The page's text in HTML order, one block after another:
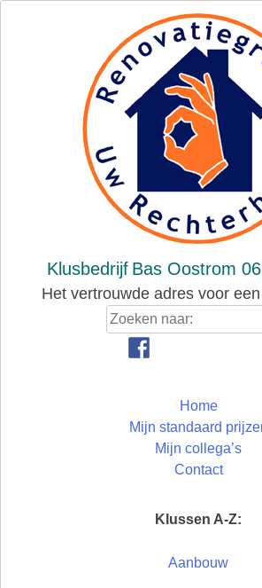
Klusbedrijf Bas Oostrom
Het vertrouwde adres voor
Home
Mijn standaard
Mijn collega’s
Contact
Klussen A-Z:
Aanbouw